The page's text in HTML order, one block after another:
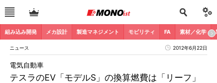
組み込み開発 メカ設計 製造マネジメント モビリティ FA 素材／化学
ニュース 2012年6月22日
テスラのEV「モデルS」の換算燃費は「リーフ」
電気自動車